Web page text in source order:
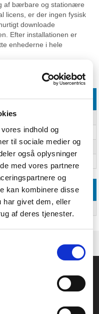
indhold og
til sociale medier og
også oplysninger
med vores partnere
og
kan kombinere disse
har givet dem, eller
af deres tjenester.
af bærbare og stationære
licens, er der ingen fysisk
downloade
Efter installationen er
enhederne i hele
download (ESD)